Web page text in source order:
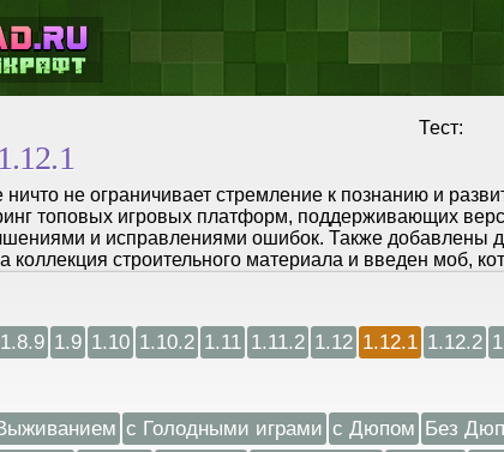
Тест:
не ограничивает стремление к познанию и
топовых игровых платформ, поддерживающих
и исправлениями ошибок. Также
коллекция строительного материала и введен моб,
1.8.9 1.9 1.10 1.10.2 1.11 1.11.2 1.12 1.12.1 1.12.2
с Голодными играми с Дюпом Без